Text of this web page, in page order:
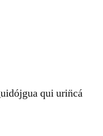
qui urin̈cá